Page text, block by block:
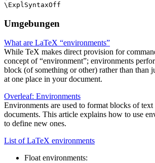
Umgebungen
What are LaTeX “environments”
While TeX makes direct provision for
concept of “environment”; environments
block (of something or other) rather than than
at one place in your document.
Overleaf: Environments
Environments are used to format blocks of
documents. This article explains how to use
to define new ones.
List of LaTeX environments
Float environments: